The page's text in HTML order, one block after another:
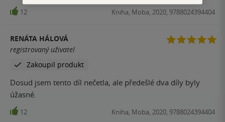
12 Kniha, Moba, 2020, 9788024394404
RENÁTA HÁLOVÁ
registrovaný uživatel
Zakoupil produkt
Dosud jsem tento díl nečetla, ale předešlé dva díly byly
úžasné.
12 Kniha, Moba, 2020, 9788024394404